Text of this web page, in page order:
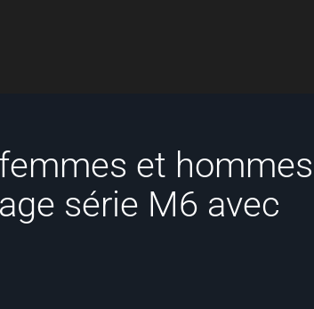
et hommes
série M6 avec